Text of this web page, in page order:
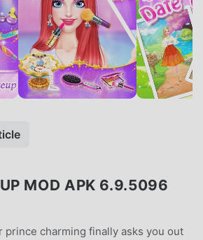
MOD APK 6.9.5096
prince charming finally asks you out